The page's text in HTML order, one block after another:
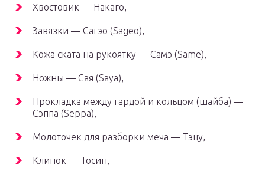
Хвостовик — Накаго,
Завязки — Сагэо (Sageo),
Кожа ската на рукоятку — Самэ (Same),
Ножны — Сая (Saya),
Прокладка между гардой и кольцом (шайба) —
Сэппа (Seppa),
Молоточек для разборки меча — Тэцу,
Клинок — Тосин,